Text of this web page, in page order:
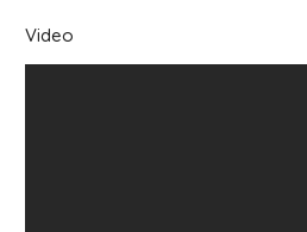
Video